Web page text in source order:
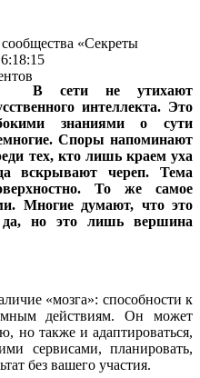
«Секреты
В сети не утихают
интеллекта. Это
знаниями о сути
Споры напоминают
тех, кто лишь краем уха
вскрывают череп. Тема
То же самое
Многие думают, что это
да, но это лишь вершина
«мозга»: способности к
действиям. Он может
но также и адаптироваться,
сервисами, планировать,
без вашего участия.